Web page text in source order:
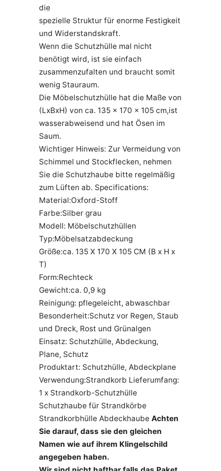
die
spezielle Struktur für enorme Festigkeit
und Widerstandskraft.
Wenn die Schutzhülle mal nicht
benötigt wird, ist sie einfach
zusammenzufalten und braucht somit
wenig Stauraum.
Die Möbelschutzhülle hat die Maße von
(LxBxH) von ca. 135 x 170 x 105 cm,ist
wasserabweisend und hat Ösen im
Saum.
Wichtiger Hinweis: Zur Vermeidung von
Schimmel und Stockflecken, nehmen
Sie die Schutzhaube bitte regelmäßig
zum Lüften ab. Specifications:
Material:Oxford-Stoff
Farbe:Silber grau
Modell: Möbelschutzhüllen
Typ:Möbelsatzabdeckung
Größe:ca. 135 X 170 X 105 CM (B x H x
T)
Form:Rechteck
Gewicht:ca. 0,9 kg
Reinigung: pflegeleicht, abwaschbar
Besonderheit:Schutz vor Regen, Staub
und Dreck, Rost und Grünalgen
Einsatz: Schutzhülle, Abdeckung,
Plane, Schutz
Produktart: Schutzhülle, Abdeckplane
Verwendung:Strandkorb Lieferumfang:
1 x Strandkorb-Schutzhülle
Schutzhaube für Strandkörbe
Strandkorbhülle Abdeckhaube Achten
Sie darauf, dass sie den gleichen
Namen wie auf ihrem Klingelschild
angegeben haben.